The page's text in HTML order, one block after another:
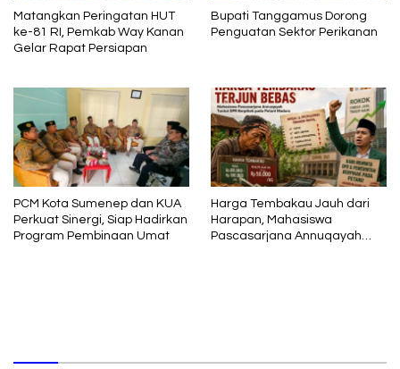
Matangkan Peringatan HUT
ke-81 RI, Pemkab Way Kanan
Gelar Rapat Persiapan
Bupati Tanggamus Dorong
Penguatan Sektor Perikanan
PCM Kota Sumenep dan KUA
Perkuat Sinergi, Siap Hadirkan
Program Pembinaan Umat
Harga Tembakau Jauh dari
Harapan, Mahasiswa
Pascasarjana Annuqayah